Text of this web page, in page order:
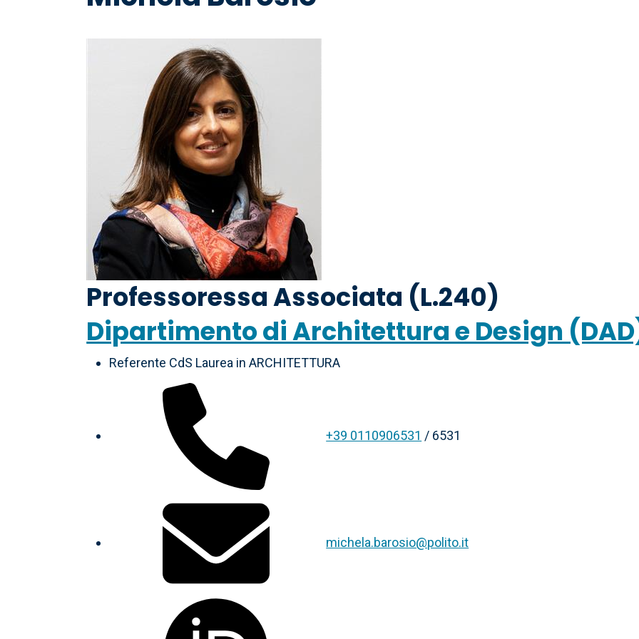
Professoressa Associata (L.240)
Dipartimento di Architettura e Design
Referente CdS Laurea in ARCHITETTURA
+39 0110906531 / 6531
michela.barosio@polito.it